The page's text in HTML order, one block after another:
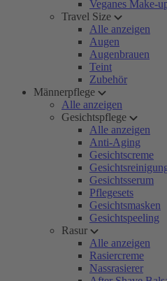
Veganes Make-
Travel Size
Alle anzeigen
Augen
Augenbrauen
Teint
Zubehör
Männerpflege
Alle anzeigen
Gesichtspflege
Alle anzeigen
Anti-Aging
Gesichtscreme
Gesichtsserum
Pflegesets
Gesichtsmasken
Gesichtspeeling
Rasur
Alle anzeigen
Rasiercreme
Nassrasierer